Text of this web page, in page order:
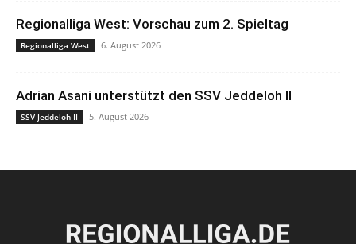
Regionalliga West: Vorschau zum 2. Spieltag
Regionalliga West 6. August 2026
Adrian Asani unterstützt den SSV Jeddeloh II
SSV Jeddeloh II 5. August 2026